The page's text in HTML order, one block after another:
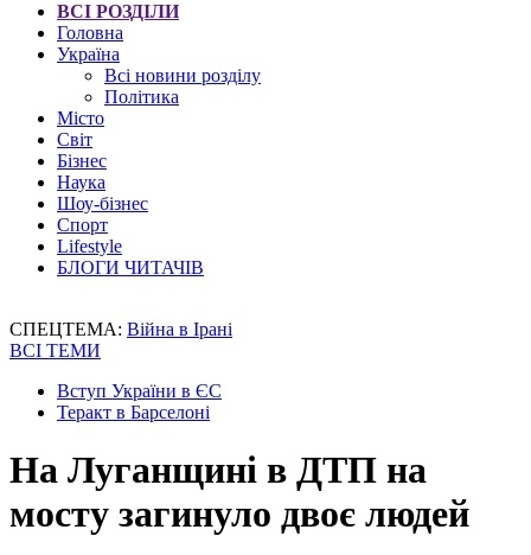
ВСІ РОЗДІЛИ
Головна
Україна
Всі новини розділу
Політика
Місто
Світ
Бізнес
Наука
Шоу-бізнес
Спорт
Lifestyle
БЛОГИ ЧИТАЧІВ
СПЕЦТЕМА: Війна в Ірані
ВСІ ТЕМИ
Вступ України в ЄС
Теракт в Барселоні
На Луганщині в ДТП на
мосту загинуло двоє людей